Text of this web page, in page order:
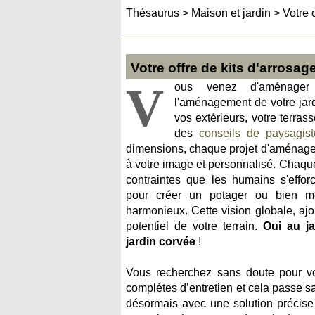
Thésaurus > Maison et jardin > Votre
Votre offre de kits
V
ous venez
l'aménagement de votre
vos extérieurs, votre
des conseils de
dimensions, chaque projet
à votre image et personnalisé.
contraintes que les humains
pour créer un potager ou bien
harmonieux. Cette vision globale,
potentiel de votre terrain.Oui au
jardin corvée !
Vous recherchez sans doute pour
complètes d’entretien et cela passe
désormais avec une solution